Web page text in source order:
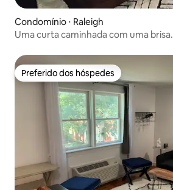
Condomínio ⋅ Raleigh
Uma curta caminhada com uma brisa.
Preferido dos hóspedes
Preferido dos hóspedes